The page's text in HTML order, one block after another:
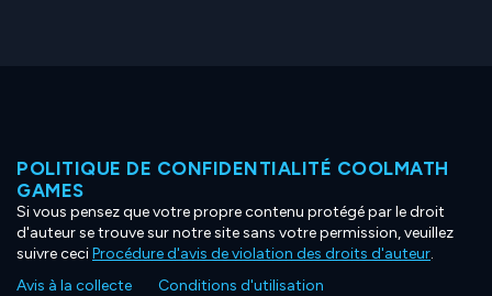
POLITIQUE DE CONFIDENTIALITÉ COOLMATH
GAMES
Si vous pensez que votre propre contenu protégé par le droit
d'auteur se trouve sur notre site sans votre permission, veuillez
suivre ceciProcédure d'avis de violation des droits d'auteur.
Avis à la collecte
Conditions d'utilisation